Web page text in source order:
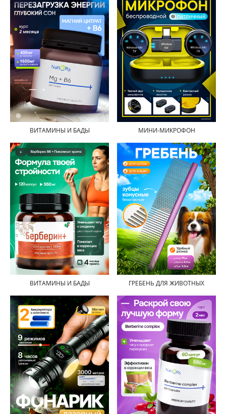
ВИТАМИНЫ И БАДЫ МИНИ-МИКРОФОН
ВИТАМИНЫ И БАДЫ ГРЕБЕНЬ ДЛЯ ЖИВОТНЫХ